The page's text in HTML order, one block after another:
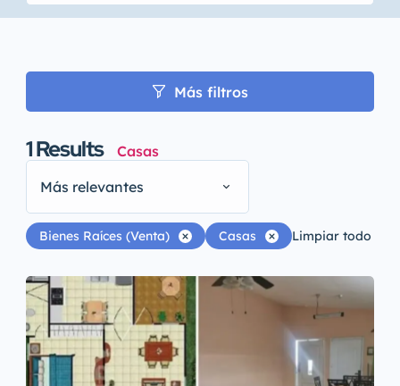
Más filtros
1Results
Casas
Más relevantes
Bienes Raíces (Venta) Casas Limpiar todo